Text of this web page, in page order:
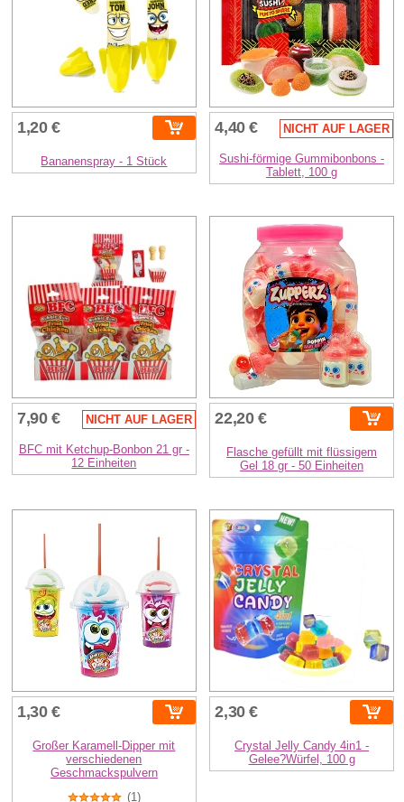
1,20 €
Bananenspray - 1 Stück
4,40 € NICHT AUF LAGER
Sushi-förmige Gummibonbons -
Tablett, 100 g
7,90 € NICHT AUF LAGER
BFC mit Ketchup-Bonbon 21 gr -
12 Einheiten
22,20 €
Flasche gefüllt mit flüssigem
Gel 18 gr - 50 Einheiten
1,30 €
Großer Karamell-Dipper mit
verschiedenen
Geschmackspulvern
(1)
2,30 €
Crystal Jelly Candy 4in1 -
Gelee?Würfel, 100 g